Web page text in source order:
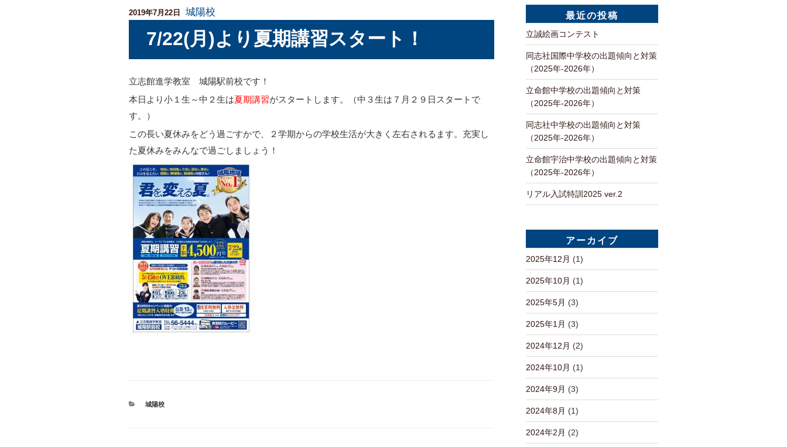
投
2019年7月22日 城陽校
7/22(月)より夏期講習スタート！
立志館進学教室 城陽駅前校です！
本日より小１生～中２生は夏期講習がスタートします。（中３生は７月２９日スタートで
す。）
この長い夏休みをどう過ごすかで、２学期からの学校生活が大きく左右されるます。充実し
た夏休みをみんなで過ごしましょう！
カ
城陽校
最近の投稿
立誠絵画コンテスト
同志社国際中学校の出題傾向と対策
（2025年-2026年）
立命館中学校の出題傾向と対策
（2025年-2026年）
同志社中学校の出題傾向と対策
（2025年-2026年）
立命館宇治中学校の出題傾向と対策
（2025年-2026年）
リアル入試特訓2025 ver.2
アーカイブ
2025年12月 (1)
2025年10月 (1)
2025年5月 (3)
2025年1月 (3)
2024年12月 (2)
2024年10月 (1)
2024年9月 (3)
2024年8月 (1)
2024年2月 (2)